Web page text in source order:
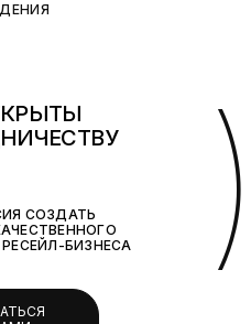
СОЗДАТЬ
БИЗНЕСА